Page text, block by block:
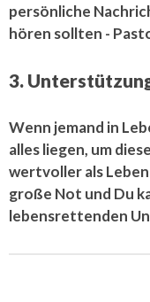
persönliche
hören sollten -
3.
Wenn jemand in
alles liegen, um
wertvoller als
große Not und Du
lebensrettenden